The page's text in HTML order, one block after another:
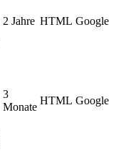
2 Jahre HTML Google
3
Monate
HTML Google